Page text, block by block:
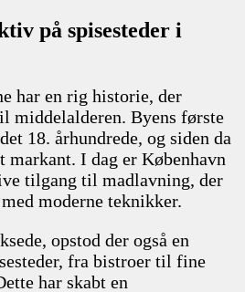
på spisesteder i
har en rig historie, der
middelalderen. Byens første
18. århundrede, og siden da
I dag er København
tilgang til madlavning, der
moderne teknikker.
opstod der også en
fra bistroer til fine
har skabt en